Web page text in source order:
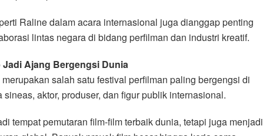
Raline dalam acara internasional juga dianggap penting
lintas negara di bidang perfilman dan industri kreatif.
Jadi Ajang Bergengsi Dunia
salah satu festival perfilman paling bergengsi di
aktor, produser, dan figur publik internasional.
tempat pemutaran film-film terbaik dunia, tetapi juga menjadi